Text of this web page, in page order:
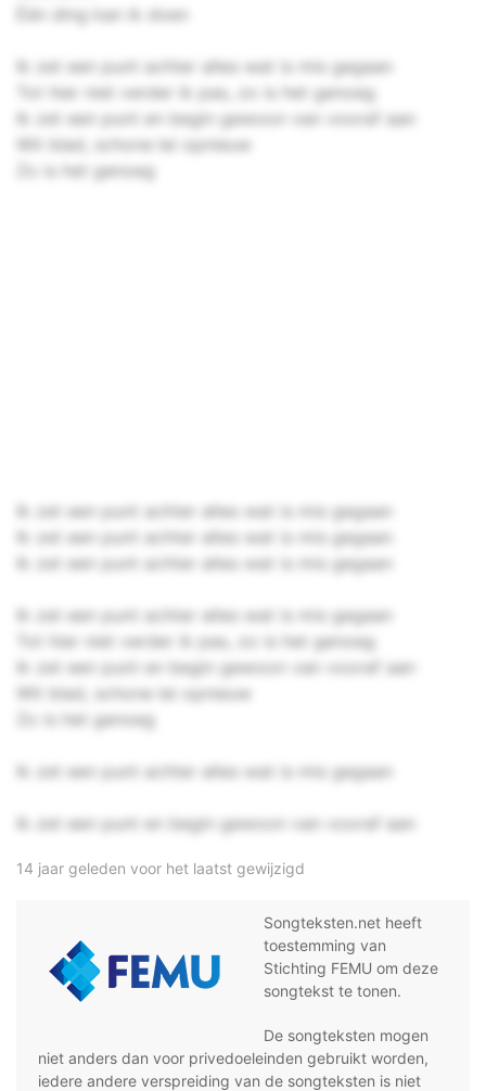
Één ding kan ik doen
Ik zet een punt achter alles wat is mis gegaan
Tot hier niet verder ik pas, zo is het genoeg
Ik zet een punt en begin gewoon van vooraf aan
Wit blad, schone lei opnieuw
Zo is het genoeg
Ik zet een punt achter alles wat is mis gegaan
Ik zet een punt achter alles wat is mis gegaan
Ik zet een punt achter alles wat is mis gegaan
Ik zet een punt achter alles wat is mis gegaan
Tot hier niet verder ik pas, zo is het genoeg
Ik zet een punt en begin gewoon van vooraf aan
Wit blad, schone lei opnieuw
Zo is het genoeg
Ik zet een punt achter alles wat is mis gegaan
Ik zet een punt en begin gewoon van vooraf aan
14 jaar geleden voor het laatst gewijzigd
Songteksten.net heeft
toestemming van
Stichting FEMU om deze
songtekst te tonen.
De songteksten mogen
niet anders dan voor privedoeleinden gebruikt worden,
iedere andere verspreiding van de songteksten is niet